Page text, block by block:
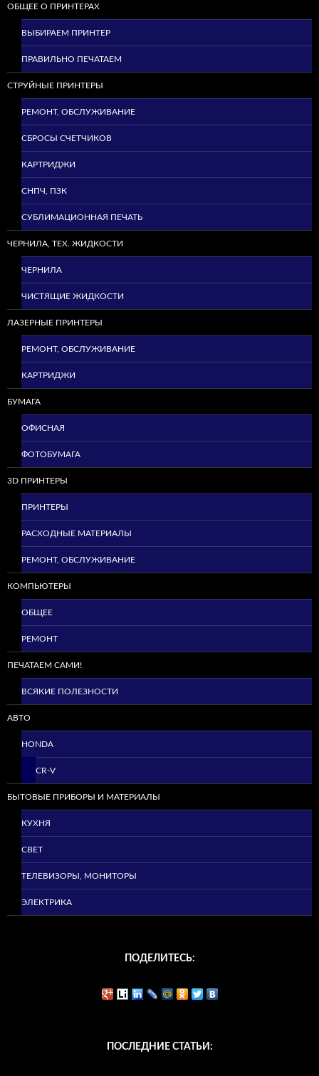
ОБЩЕЕ О ПРИНТЕРАХ
ВЫБИРАЕМ ПРИНТЕР
ПРАВИЛЬНО ПЕЧАТАЕМ
СТРУЙНЫЕ ПРИНТЕРЫ
РЕМОНТ, ОБСЛУЖИВАНИЕ
СБРОСЫ СЧЕТЧИКОВ
КАРТРИДЖИ
СНПЧ, ПЗК
СУБЛИМАЦИОННАЯ ПЕЧАТЬ
ЧЕРНИЛА, ТЕХ. ЖИДКОСТИ
ЧЕРНИЛА
ЧИСТЯЩИЕ ЖИДКОСТИ
ЛАЗЕРНЫЕ ПРИНТЕРЫ
РЕМОНТ, ОБСЛУЖИВАНИЕ
КАРТРИДЖИ
БУМАГА
ОФИСНАЯ
ФОТОБУМАГА
3D ПРИНТЕРЫ
ПРИНТЕРЫ
РАСХОДНЫЕ МАТЕРИАЛЫ
РЕМОНТ, ОБСЛУЖИВАНИЕ
КОМПЬЮТЕРЫ
ОБЩЕЕ
РЕМОНТ
ПЕЧАТАЕМ САМИ!
ВСЯКИЕ ПОЛЕЗНОСТИ
АВТО
HONDA
CR-V
БЫТОВЫЕ ПРИБОРЫ И МАТЕРИАЛЫ
КУХНЯ
СВЕТ
ТЕЛЕВИЗОРЫ, МОНИТОРЫ
ЭЛЕКТРИКА
ПОДЕЛИТЕСЬ:
ПОСЛЕДНИЕ СТАТЬИ: